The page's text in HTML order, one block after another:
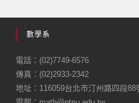
e
b
o
o
數學系
電話：(02)7749-6576
傳真：(02)2933-2342
地址：116059台北市汀州路四段88